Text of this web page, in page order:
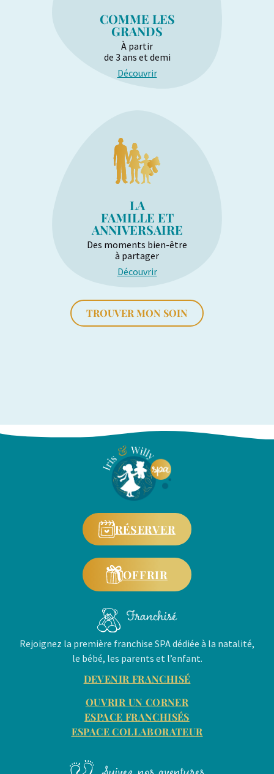
COMME LES
GRANDS
À partir
de 3 ans et demi
Découvrir
LA
FAMILLE ET
ANNIVERSAIRE
Des moments bien-être
à partager
Découvrir
TROUVER MON SOIN
RÉSERVER
OFFRIR
Franchisé
Rejoignez la première franchise SPA dédiée à la natalité,
le bébé, les parents et l’enfant.
DEVENIR FRANCHISÉ
OUVRIR UN CORNER
ESPACE FRANCHISÉS
ESPACE COLLABORATEUR